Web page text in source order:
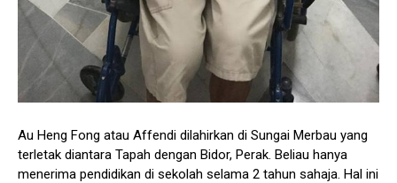
Au Heng Fong atau Affendi dilahirkan di Sungai Merbau yang
terletak diantara Tapah dengan Bidor, Perak. Beliau hanya
menerima pendidikan di sekolah selama 2 tahun sahaja. Hal ini